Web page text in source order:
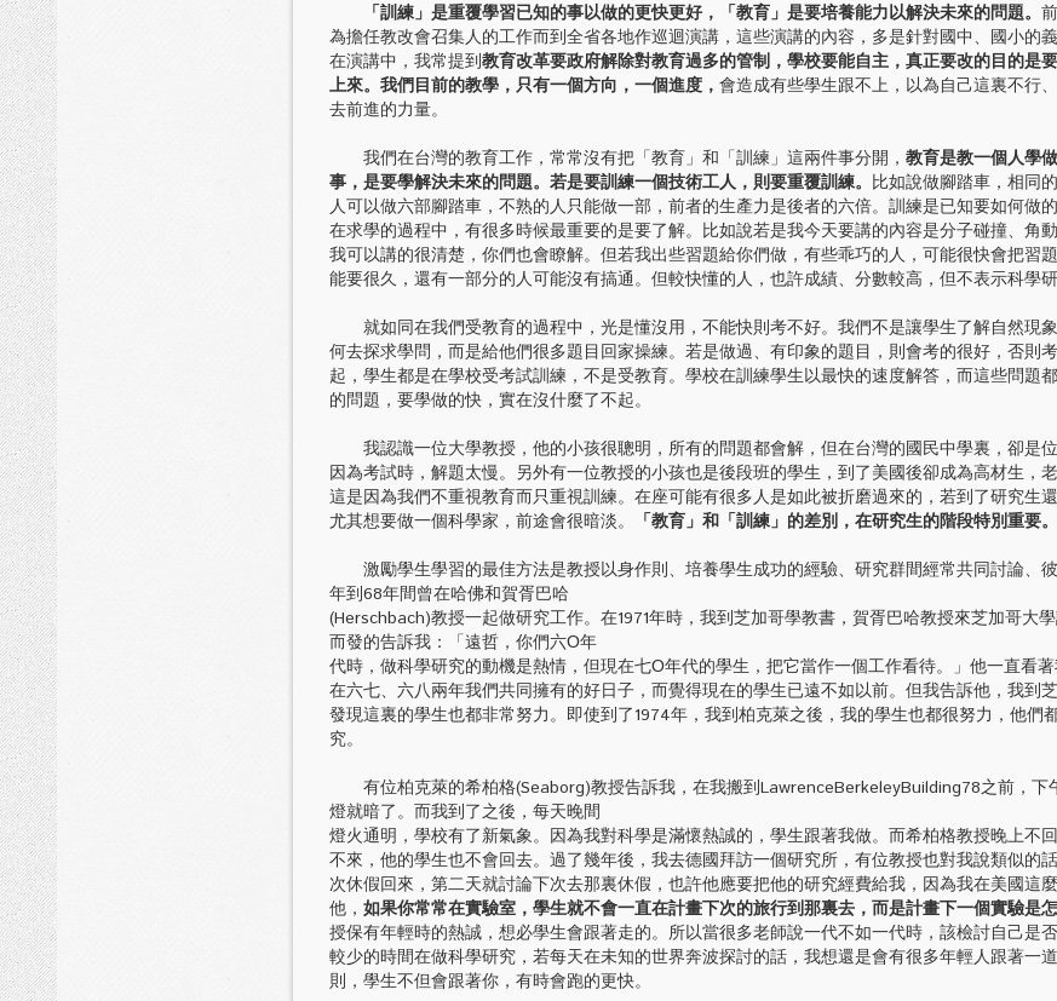
「訓練」是重覆學習已知的事以做的更快更好，「教育」是要培養能力以解決未來的問題。
為擔任教改會召集人的工作而到全省各地作巡迴演講，這些演講的內容，多是針對國中、國小的義
在演講中，我常提到教育改革要政府解除對教育過多的管制，學校要能自主，真正要改的目的是
上來。我們目前的教學，只有一個方向，一個進度， 會造成有些學生跟不上，以為自己這裏不行
去前進的力量。
我們在台灣的教育工作，常常沒有把「教育」和「訓練」這兩件事分開， 教育是教一個人學
事，是要學解決未來的問題。若是要訓練一個技術工人，則要重覆訓練。 比如說做腳踏車，相同
人可以做六部腳踏車，不熟的人只能做一部，前者的生產力是後者的六倍。訓練是已知要如何做
在求學的過程中，有很多時候最重要的是要了解。比如說若是我今天要講的內容是分子碰撞、角
我可以講的很清楚，你們也會瞭解。但若我出些習題給你們做，有些乖巧的人，可能很快會把習
能要很久，還有一部分的人可能沒有搞通。但較快懂的人，也許成績、分數較高，但不表示科學研
就如同在我們受教育的過程中，光是懂沒用，不能快則考不好。我們不是讓學生了解自然現
何去探求學問，而是給他們很多題目回家操練。若是做過、有印象的題目，則會考的很好，否則
起，學生都是在學校受考試訓練，不是受教育。學校在訓練學生以最快的速度解答，而這些問題
的問題，要學做的快，實在沒什麼了不起。
我認識一位大學教授，他的小孩很聰明，所有的問題都會解，但在台灣的國民中學裏，卻是位
因為考試時，解題太慢。另外有一位教授的小孩也是後段班的學生，到了美國後卻成為高材生，老
這是因為我們不重視教育而只重視訓練。在座可能有很多人是如此被折磨過來的，若到了研究生
尤其想要做一個科學家，前途會很暗淡。
「教育」和「訓練」的差別，在研究生的階段特別重要。
激勵學生學習的最佳方法是教授以身作則、培養學生成功的經驗、研究群間經常共同討論、
年到68年間曾在哈佛和賀胥巴哈
(Herschbach)教授一起做研究工作。在1971年時，我到芝加哥學教書，賀胥巴哈教授來芝加哥大
而發的告訴我：「遠哲，你們六Ο年
代時，做科學研究的動機是熱情，但現在七Ο年代的學生，把它當作一個工作看待。」他一直看
在六七、六八兩年我們共同擁有的好日子，而覺得現在的學生已遠不如以前。但我告訴他，我到
發現這裏的學生也都非常努力。即使到了1974年，我到柏克萊之後，我的學生也都很努力，他們
究。
有位柏克萊的希柏格(Seaborg)教授告訴我，在我搬到LawrenceBerkeleyBuilding78之前，下
燈就暗了。而我到了之後，每天晚間
燈火通明，學校有了新氣象。因為我對科學是滿懷熱誠的，學生跟著我做。而希柏格教授晚上不
不來，他的學生也不會回去。過了幾年後，我去德國拜訪一個研究所，有位教授也對我說類似的
次休假回來，第二天就討論下次去那裏休假，也許他應要把他的研究經費給我，因為我在美國這
他， 如果你常常在實驗室，學生就不會一直在計畫下次的旅行到那裏去，而是計畫下一個實驗是怎
授保有年輕時的熱誠，想必學生會跟著走的。所以當很多老師說一代不如一代時，該檢討自己是
較少的時間在做科學研究，若每天在未知的世界奔波探討的話，我想還是會有很多年輕人跟著一
則，學生不但會跟著你，有時會跑的更快。